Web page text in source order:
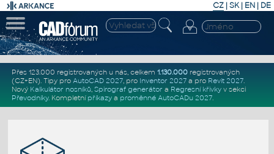
CZ | SK| EN | DE
Přes 123.000 registrovaných u nás, celkem 1.130.000registrovaných
(CZ+EN). Tipy pro AutoCAD 2027, pro Inventor 2027a pro Revit 2027.
Nový Kalkulátor nosníků, Spirograf generátor a Regresní křivkyv sekci
Převodníky. Kompletní příkazya proměnné AutoCADu 2027.